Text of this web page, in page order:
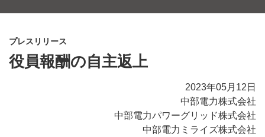
プレスリリース
役員報酬の自主返上
2023年05月12日
中部電力株式会社
中部電力パワーグリッド株式会社
中部電力ミライズ株式会社